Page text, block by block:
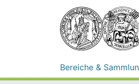
Bereiche &